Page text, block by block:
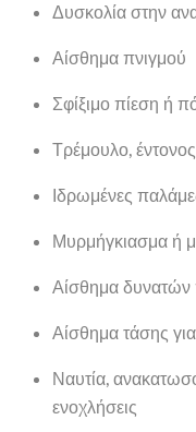
Δυσκολία στην
Αίσθημα πνιγμού
Σφίξιμο πίεση ή
Τρέμουλο,
Ιδρωμένες
Μυρμήγκιασμα ή
Αίσθημα δυνατών
Αίσθημα τάσης
Ναυτία,
ενοχλήσεις